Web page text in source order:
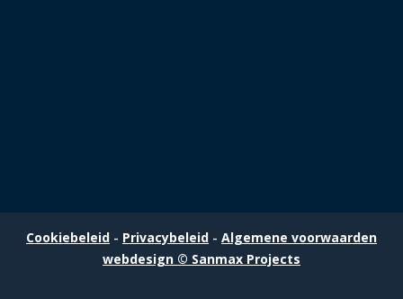
Cookiebeleid Privacybeleid
Algemene voorwaarden
webdesign © Sanmax Projects